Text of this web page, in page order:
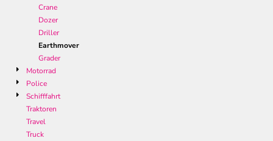
Crane
Dozer
Driller
Earthmover
Grader
Motorrad
Police
Schifffahrt
Traktoren
Travel
Truck